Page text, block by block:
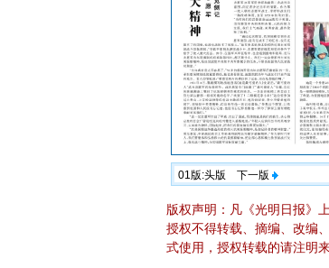
01版:头版 下一版
版权声明：凡《光明日报》
授权不得转载、摘编、改编
式使用，授权转载的请注明